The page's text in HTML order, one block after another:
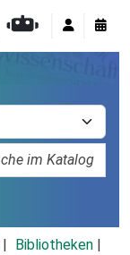
Bibliotheken